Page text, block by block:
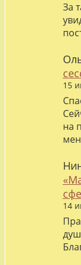
За
15
на
14